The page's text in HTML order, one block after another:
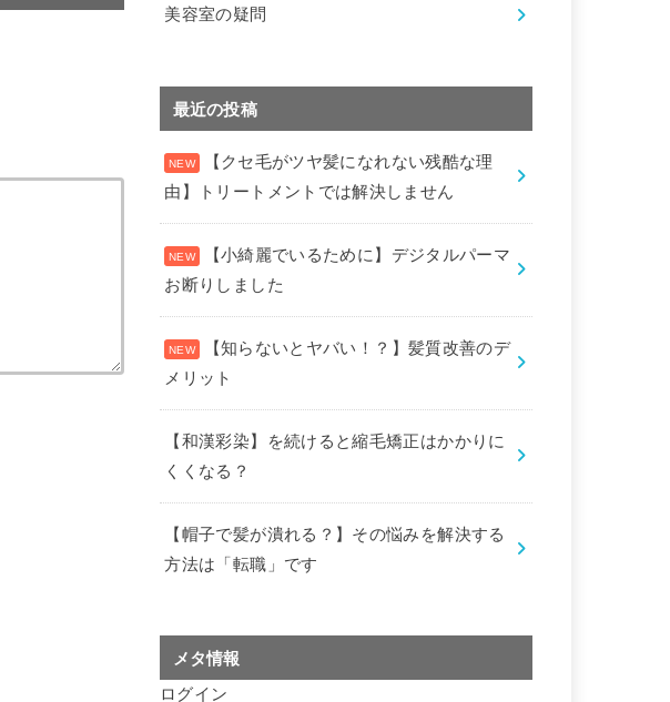
美容室の疑問
最近の投稿
【クセ毛がツヤ髪になれない残酷な理
由】トリートメントでは解決しません
【小綺麗でいるために】デジタルパーマ
お断りしました
【知らないとヤバい！？】髪質改善のデ
メリット
【和漢彩染】を続けると縮毛矯正はかかりに
くくなる？
【帽子で髪が潰れる？】その悩みを解決する
方法は「転職」です
メタ情報
ログイン